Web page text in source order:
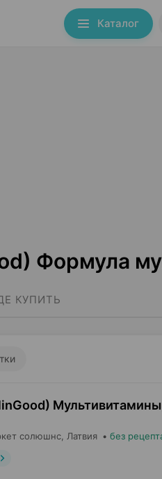
Каталог
Формула
КУПИТЬ
солюшнс , Латвия • без